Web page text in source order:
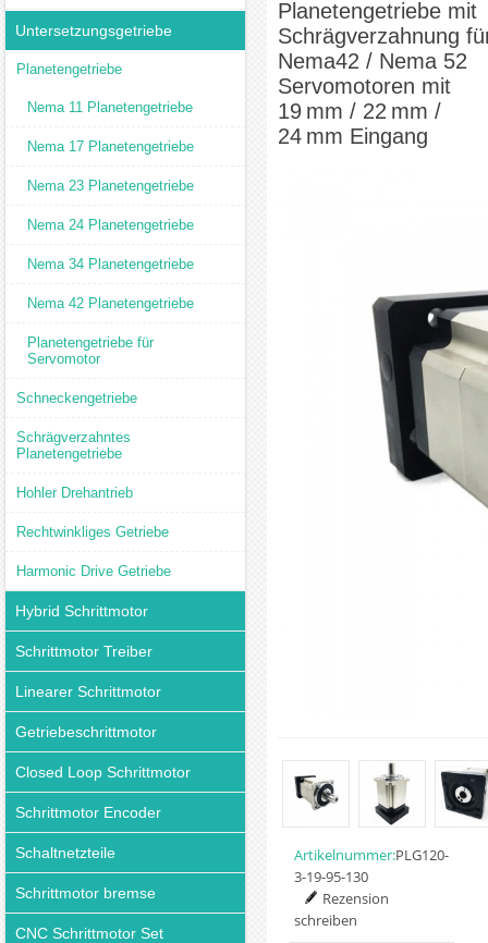
Untersetzungsgetriebe
Planetengetriebe
Nema 11 Planetengetriebe
Nema 17 Planetengetriebe
Nema 23 Planetengetriebe
Nema 24 Planetengetriebe
Nema 34 Planetengetriebe
Nema 42 Planetengetriebe
Planetengetriebe für
Servomotor
Schneckengetriebe
Schrägverzahntes
Planetengetriebe
Hohler Drehantrieb
Rechtwinkliges Getriebe
Harmonic Drive Getriebe
Hybrid Schrittmotor
Schrittmotor Treiber
Linearer Schrittmotor
Getriebeschrittmotor
Closed Loop Schrittmotor
Schrittmotor Encoder
Schaltnetzteile
Schrittmotor bremse
CNC Schrittmotor Set
Planetengetriebe mit
Schrägverzahnung
Nema42 / Nema 52
Servomotoren mit
19 mm / 22 mm /
24 mm Eingang
Artikelnummer:PLG120-
3-19-95-130
Rezension
schreiben